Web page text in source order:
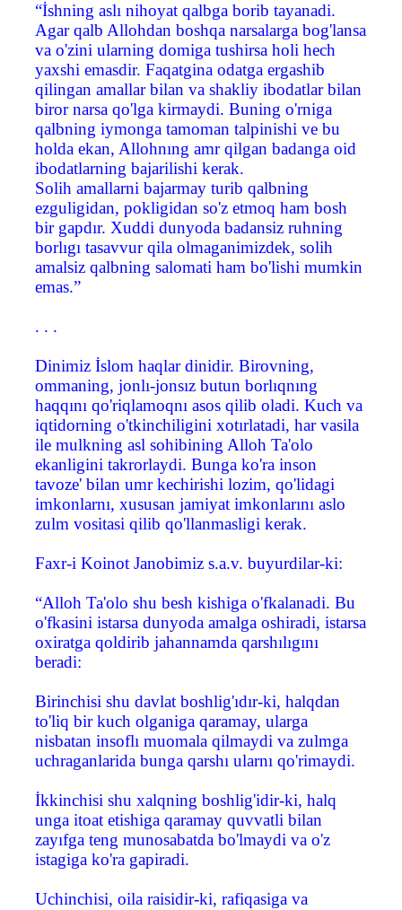
“İshning aslı nihoyat qalbga borib tayanadi.
Agar qalb Allohdan boshqa narsalarga bog'lansa
va o'zini ularning domiga tushirsa holi hech
yaxshi emasdir. Faqatgina odatga ergashib
qilingan amallar bilan va shakliy ibodatlar bilan
biror narsa qo'lga kirmaydi. Buning o'rniga
qalbning iymonga tamoman talpinishi ve bu
holda ekan, Allohnıng amr qilgan badanga oid
ibodatlarning bajarilishi kerak.
Solih amallarni bajarmay turib qalbning
ezguligidan, pokligidan so'z etmoq ham bosh
bir gapdır. Xuddi dunyoda badansiz ruhning
borlıgı tasavvur qila olmaganimizdek, solih
amalsiz qalbning salomati ham bo'lishi mumkin
emas.”
. . .
Dinimiz İslom haqlar dinidir. Birovning,
ommaning, jonlı-jonsız butun borlıqnıng
haqqını qo'riqlamoqnı asos qilib oladi. Kuch va
iqtidorning o'tkinchiligini xotırlatadi, har vasila
ile mulkning asl sohibining Alloh Ta'olo
ekanligini takrorlaydi. Bunga ko'ra inson
tavoze' bilan umr kechirishi lozim, qo'lidagi
imkonlarnı, xususan jamiyat imkonlarını aslo
zulm vositasi qilib qo'llanmasligi kerak.
Faxr-i Koinot Janobimiz s.a.v. buyurdilar-ki:
“Alloh Ta'olo shu besh kishiga o'fkalanadi. Bu
o'fkasini istarsa dunyoda amalga oshiradi, istarsa
oxiratga qoldirib jahannamda qarshılıgını
beradi:
Birinchisi shu davlat boshlig'ıdır-ki, halqdan
to'liq bir kuch olganiga qaramay, ularga
nisbatan insoflı muomala qilmaydi va zulmga
uchraganlarida bunga qarshı ularnı qo'rimaydi.
İkkinchisi shu xalqning boshlig'idir-ki, halq
unga itoat etishiga qaramay quvvatli bilan
zayıfga teng munosabatda bo'lmaydi va o'z
istagiga ko'ra gapiradi.
Uchinchisi, oila raisidir-ki, rafiqasiga va